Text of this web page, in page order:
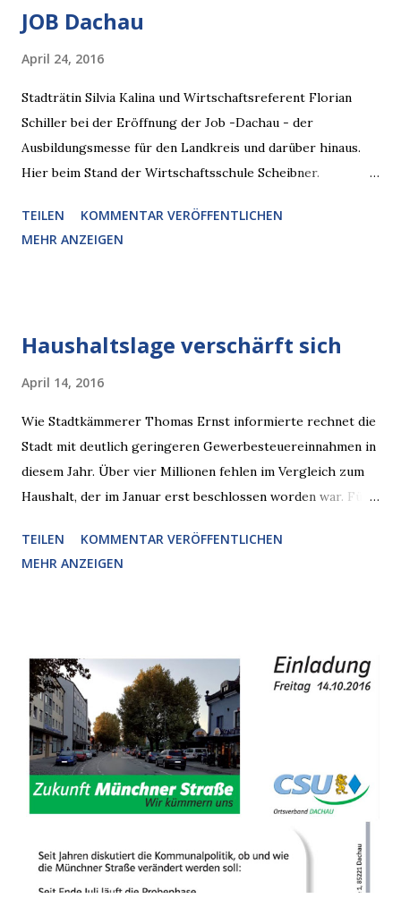
JOB Dachau
April 24, 2016
Stadträtin Silvia Kalina und Wirtschaftsreferent Florian
Schiller bei der Eröffnung der Job -Dachau - der
Ausbildungsmesse für den Landkreis und darüber hinaus.
Hier beim Stand der Wirtschaftsschule Scheibner.
großen Andrang. Großer Respekt an alle Mitwirkenden bei
der Organisation und natürlich insbesondere den
dass die Fassade des Gebäudes der Wirtschaftsschule
TEILEN
KOMMENTAR VERÖFFENTLICHEN
MEHR ANZEIGEN
Haushaltslage verschärft sich
April 14, 2016
Wie Stadtkämmerer Thomas Ernst informierte rechnet die
Stadt mit deutlich geringeren Gewerbesteuereinnahmen in
diesem Jahr. Über vier Millionen fehlen im Vergleich zum
Haushalt, der im Januar erst beschlossen worden war. Für
Haushalt abzulehnen war nicht aus der Luft gegriffen. Es
war offenkundig, dass der Entwurf auf Kante genäht ist und
ermöglicht hat. Zum anderen muss die Stadt das Thema
Gewerbeentwicklung forcieren. Es braucht nun rasche
Fortschritte bei der Entwicklung südlich Siemensstraße in
Dachau-Ost. Die CSU-Fraktion hat daher um einen
Statusbericht gebeten. Ein verlässlicher Zeitplan ist
überfällig. Auch das Thema Gewerbeentwicklungskonzept
Ergebni...
TEILEN
KOMMENTAR VERÖFFENTLICHEN
MEHR ANZEIGEN